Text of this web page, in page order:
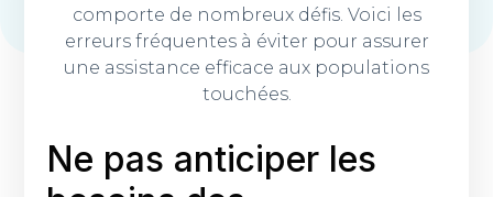
comporte de nombreux défis. Voici les
erreurs fréquentes à éviter pour assurer
une assistance efficace aux populations
touchées.
Ne pas anticiper les